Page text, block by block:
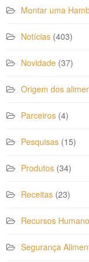
Montar uma
Notícias (403)
Novidade (37)
Origem dos
Parceiros (4)
Pesquisas (15)
Produtos (34)
Receitas (23)
Recursos
Segurança